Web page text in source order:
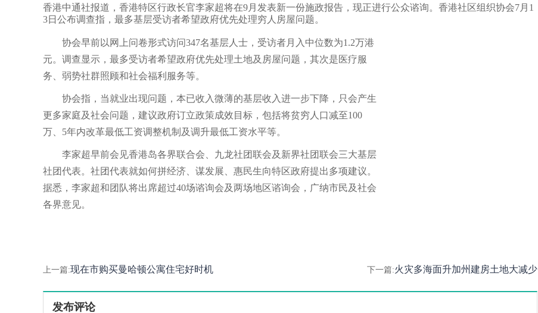
香港中通社报道，香港特区行政长官李家超将在9月发表新一份施政报告，现正进行公众谘询。香港社区组织协会7月1
3日公布调查指，最多基层受访者希望政府优先处理穷人房屋问题。
协会早前以网上问卷形式访问347名基层人士，受访者月入中位数为1.2万港
元。调查显示，最多受访者希望政府优先处理土地及房屋问题，其次是医疗服
务、弱势社群照顾和社会福利服务等。
协会指，当就业出现问题，本已收入微薄的基层收入进一步下降，只会产生
更多家庭及社会问题，建议政府订立政策成效目标，包括将贫穷人口减至100
万、5年内改革最低工资调整机制及调升最低工资水平等。
李家超早前会见香港岛各界联合会、九龙社团联会及新界社团联会三大基层
社团代表。社团代表就如何拼经济、谋发展、惠民生向特区政府提出多项建议。
据悉，李家超和团队将出席超过40场谘询会及两场地区谘询会，广纳市民及社会
各界意见。
上一篇:现在市购买曼哈顿公寓住宅好时机 下一篇:火灾多海面升加州建房土地大减少
发布评论